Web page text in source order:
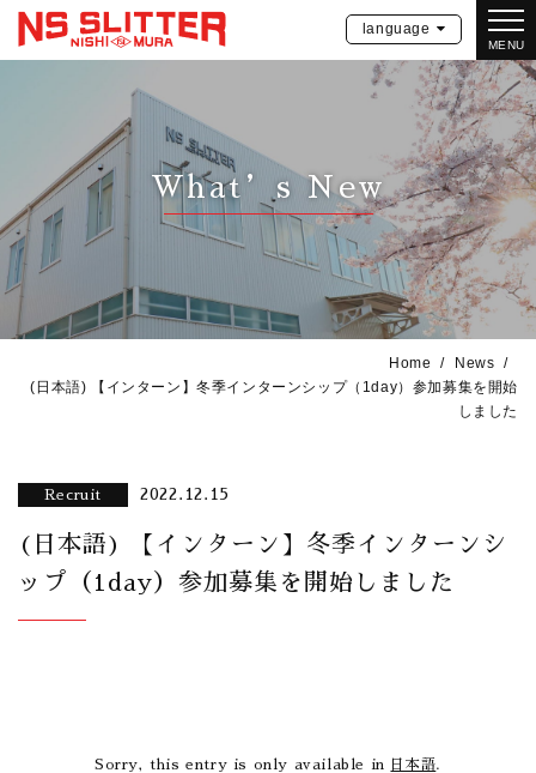
MENU
language
What’s New
Home
News
(日本語) 【インターン】冬季インターンシップ（1day）参加募集を開始
しました
Recruit 2022.12.15
(日本語) 【インターン】冬季インターンシ
ップ（1day）参加募集を開始しました
Sorry, this entry is only available in 日本語.